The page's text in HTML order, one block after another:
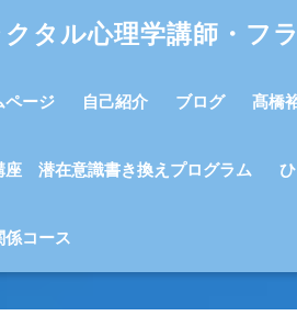
クタル心理学講師・フ
ページ 自己紹介 ブログ 髙橋
座 潜在意識書き換えプログラム
係コース